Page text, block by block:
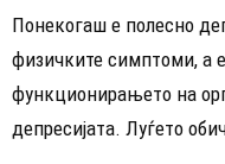
Понекогаш е полесно
физичките симптоми, а
функционирањето на
депресијата. Луѓето